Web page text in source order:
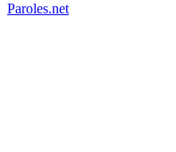
Paroles.net